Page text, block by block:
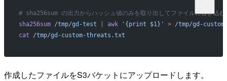
# sha256sum の出力からハッシュ値のみを取り出してファイルに書き込む
sha256sum /tmp/gd-test awk '{print $1}' > /tmp/gd-
cat /tmp/gd-custom-threats.txt
作成したファイルをS3バケットにアップロードします。